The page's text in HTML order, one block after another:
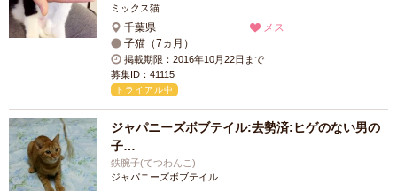
ミックス猫
千葉県
メス
子猫（7ヵ月）
掲載期限：2016年10月22日まで
募集ID：41115
トライアル中
ジャパニーズボブテイル:去勢済:ヒゲのない男の
子…
鉄腕子(てつわんこ)
ジャパニーズボブテイル